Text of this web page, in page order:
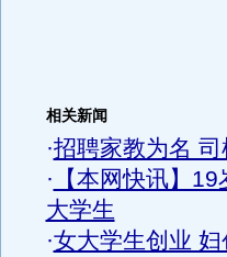
相关新闻
·招聘家教为名
· 【本网快讯】
大学生
·女大学生创业 妇